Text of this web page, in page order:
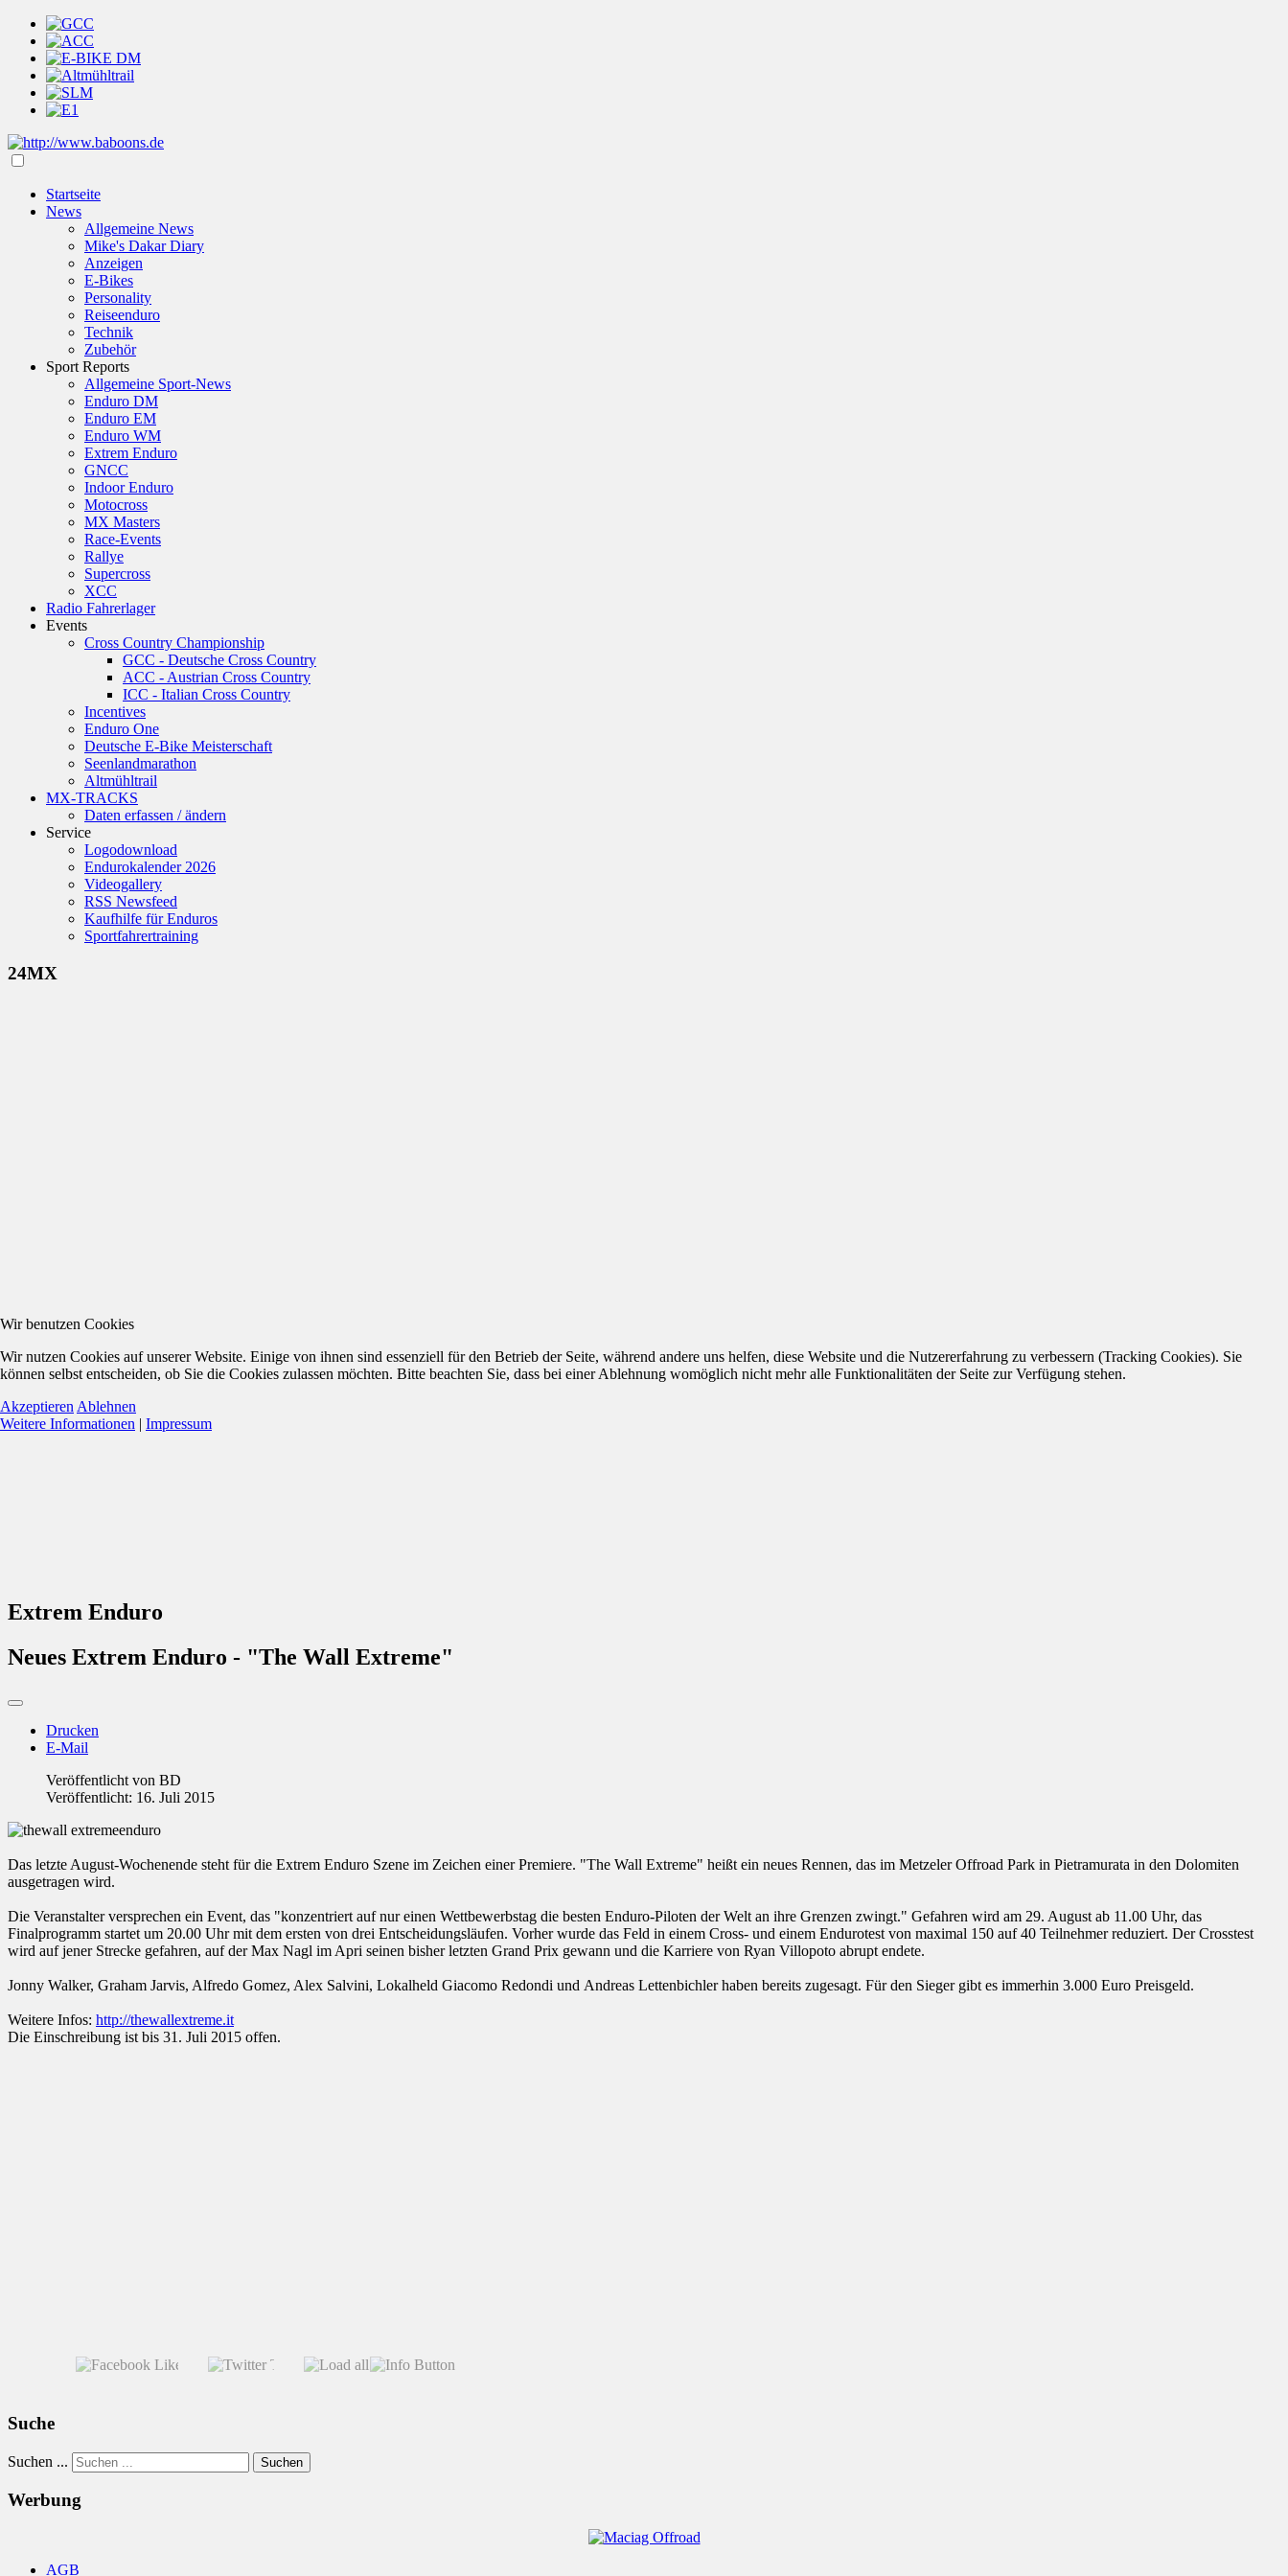
Startseite
News
Allgemeine News
Mike's Dakar Diary
Anzeigen
E-Bikes
Personality
Reiseenduro
Technik
Zubehör
Sport Reports
Allgemeine Sport-News
Enduro DM
Enduro EM
Enduro WM
Extrem Enduro
GNCC
Indoor Enduro
Motocross
MX Masters
Race-Events
Rallye
Supercross
XCC
Radio Fahrerlager
Events
Cross Country Championship
GCC - Deutsche Cross Country
ACC - Austrian Cross Country
ICC - Italian Cross Country
Incentives
Enduro One
Deutsche E-Bike Meisterschaft
Seenlandmarathon
Altmühltrail
MX-TRACKS
Daten erfassen / ändern
Service
Logodownload
Endurokalender 2026
Videogallery
RSS Newsfeed
Kaufhilfe für Enduros
Sportfahrertraining
24MX
Extrem Enduro
Neues Extrem Enduro - "The Wall Extreme"
Drucken
E-Mail
Veröffentlicht von BD
Veröffentlicht: 16. Juli 2015
Das letzte August-Wochenende steht für die Extrem Enduro Szene im Zeichen einer Premiere. "The Wall Extreme" heißt ein neues Rennen, das im Metzeler Offroad Park in Pietramurata in den Dolomiten
ausgetragen wird.
Die Veranstalter versprechen ein Event, das "konzentriert auf nur einen Wettbewerbstag die besten Enduro-Piloten der Welt an ihre Grenzen zwingt." Gefahren wird am 29. August ab 11.00 Uhr, das
Finalprogramm startet um 20.00 Uhr mit dem ersten von drei Entscheidungsläufen. Vorher wurde das Feld in einem Cross- und einem Endurotest von maximal 150 auf 40 Teilnehmer reduziert. Der Crosstest
wird auf jener Strecke gefahren, auf der Max Nagl im Apri seinen bisher letzten Grand Prix gewann und die Karriere von Ryan Villopoto abrupt endete.
Jonny Walker, Graham Jarvis, Alfredo Gomez, Alex Salvini, Lokalheld Giacomo Redondi und Andreas Lettenbichler haben bereits zugesagt. Für den Sieger gibt es immerhin 3.000 Euro Preisgeld.
Weitere Infos: http://thewallextreme.it
Die Einschreibung ist bis 31. Juli 2015 offen.
Suche
Suchen ... Suchen
Werbung
AGB
Wir benutzen Cookies
Wir nutzen Cookies auf unserer Website. Einige von ihnen sind essenziell für den Betrieb der Seite, während andere uns helfen, diese Website und die Nutzererfahrung zu verbessern (Tracking Cookies). Sie
können selbst entscheiden, ob Sie die Cookies zulassen möchten. Bitte beachten Sie, dass bei einer Ablehnung womöglich nicht mehr alle Funktionalitäten der Seite zur Verfügung stehen.
Akzeptieren Ablehnen
Weitere Informationen | Impressum